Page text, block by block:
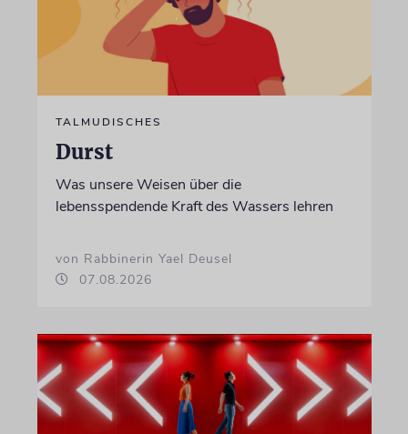
TALMUDISCHES
Durst
Was unsere Weisen über die
lebensspendende Kraft des Wassers lehren
von Rabbinerin Yael Deusel
07.08.2026